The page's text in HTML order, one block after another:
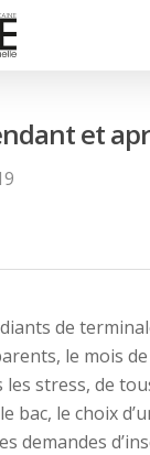
et
de
le mois
les stress, de
bac, le choix
demandes